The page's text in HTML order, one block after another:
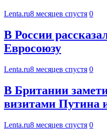
Lenta.ru8 месяцев спустя 0
В России
Евросоюзу
Lenta.ru8 месяцев спустя 0
В Британии
визитами Путина
Lenta.ru8 месяцев спустя 0